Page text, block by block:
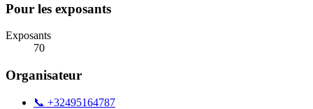
Pour les exposants
Exposants
70
Organisateur
📞 +32495164787